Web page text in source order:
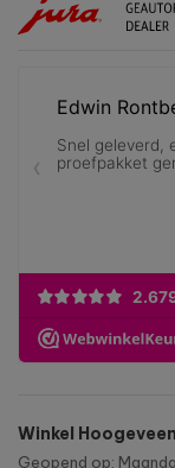
Winkel Hoogeveen
Geopend op: